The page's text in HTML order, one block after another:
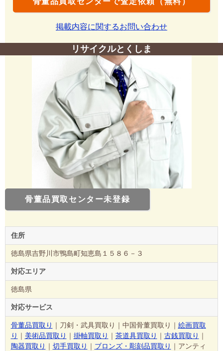
掲載内容に関するお問い合わせ
リサイクルとくしま
骨董品買取センター未登録
住所
徳島県吉野川市鴨島町知恵島１５８６－３
対応エリア
徳島県
対応サービス
骨董品買取り ｜刀剣・武具買取り｜中国骨董買取り｜ 絵画買取
り ｜ 美術品買取り ｜ 掛軸買取り ｜ 茶道具買取り ｜ 古銭買取り ｜
陶器買取り ｜ 切手買取り ｜ ブロンズ・彫刻品買取り ｜アンティ